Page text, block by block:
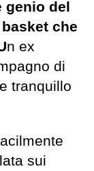
genio del
che
n ex
di
tranquillo
sui